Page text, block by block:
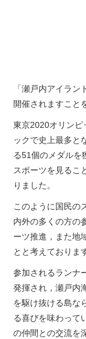
「瀬戸内アイラ
開催されますこと
東京2020オリンピ
ックで史上最多と
る51個のメダルを
スポーツを見るこ
りました。
このように国民の
内外の多くの方の
ーツ推進，また地
とと考えておりま
参加されるランナ
発揮され，瀬戸内
を駆け抜ける島な
る喜びを味わって
の仲間との交流を